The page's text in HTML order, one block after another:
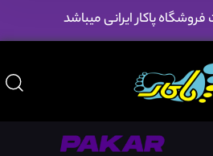
پاکار ایرانی میباشد